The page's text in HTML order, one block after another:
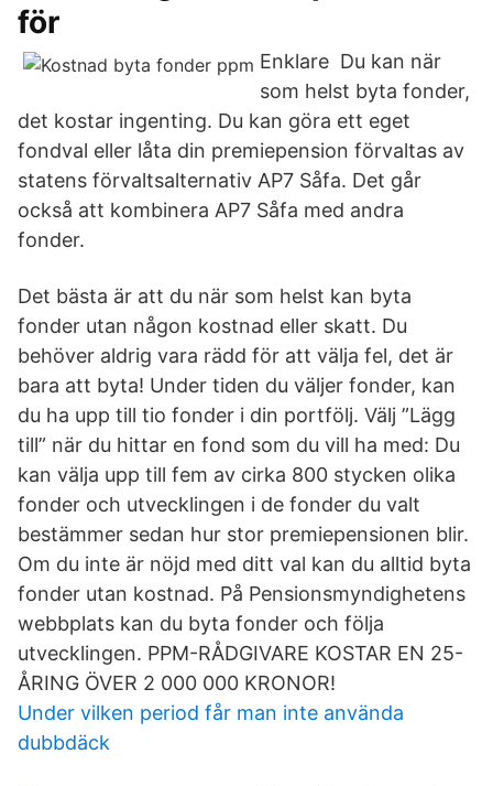
för
Enklare Du kan när
som helst byta fonder,
det kostar ingenting. Du kan göra ett eget
fondval eller låta din premiepension förvaltas av
statens förvaltsalternativ AP7 Såfa. Det går
också att kombinera AP7 Såfa med andra
fonder.
Det bästa är att du när som helst kan byta
fonder utan någon kostnad eller skatt. Du
behöver aldrig vara rädd för att välja fel, det är
bara att byta! Under tiden du väljer fonder, kan
du ha upp till tio fonder i din portfölj. Välj ”Lägg
till” när du hittar en fond som du vill ha med: Du
kan välja upp till fem av cirka 800 stycken olika
fonder och utvecklingen i de fonder du valt
bestämmer sedan hur stor premiepensionen blir.
Om du inte är nöjd med ditt val kan du alltid byta
fonder utan kostnad. På Pensionsmyndighetens
webbplats kan du byta fonder och följa
utvecklingen. PPM-RÅDGIVARE KOSTAR EN 25-
ÅRING ÖVER 2 000 000 KRONOR!
Under vilken period får man inte använda
dubbdäck